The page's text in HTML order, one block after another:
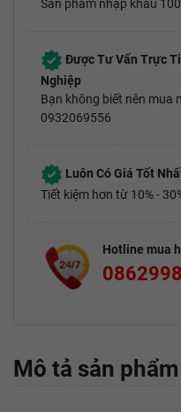
Sản phẩm nhập khẩu
Được Tư Vấn Trực
Nghiệp
Bạn không biết nên mua
0932069556
Luôn Có Giá Tốt
Tiết kiệm hơn từ 10% -
Hotline mua
Mô tả sản phẩm